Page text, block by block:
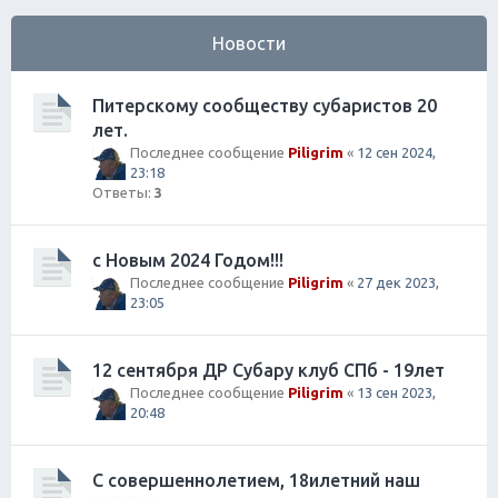
Новости
Питерскому сообществу субаристов 20
лет.
Последнее сообщение Piligrim « 12 сен 2024,
23:18
Ответы: 3
с Новым 2024 Годом!!!
Последнее сообщение Piligrim « 27 дек 2023,
23:05
12 сентября ДР Субару клуб СПб - 19лет
Последнее сообщение Piligrim « 13 сен 2023,
20:48
С совершеннолетием, 18илетний наш